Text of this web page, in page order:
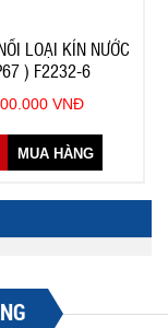
LOẠI KÍN NƯỚC
) F2232-6
VNĐ
MUA HÀNG